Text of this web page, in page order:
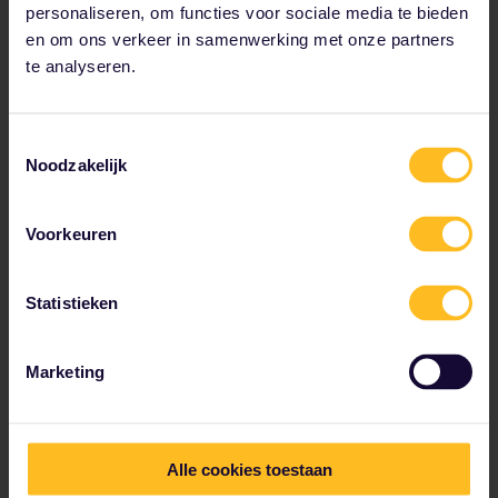
personaliseren, om functies voor sociale media te bieden
en om ons verkeer in samenwerking met onze partners
te analyseren.
Noodzakelijk
Voorkeuren
Statistieken
Marketing
Alle cookies toestaan
in Albena met de bus vanuit Varna.
Interieur van het Rilaklooster